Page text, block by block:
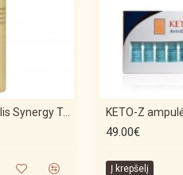
Cosrx - Full Fit Propolis Synergy Toner - 150ml Veido tonikas su Propoliu
49.00€
Į krepšelį